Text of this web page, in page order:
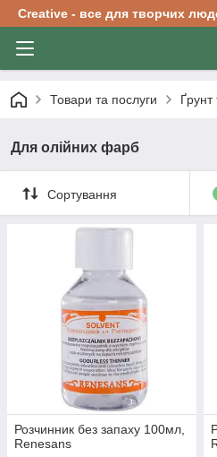
Creative - все для творчих
Товари та послуги Ґрунт
Для олійних фарб
Сортування
Розчинник без запаху 100мл,
Renesans